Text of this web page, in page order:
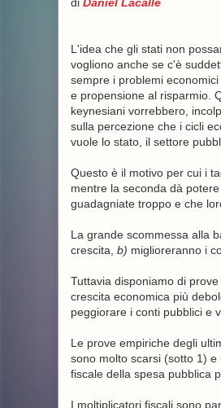
L'idea che gli stati non
vogliono anche se c'è
sempre i problemi
e propensione al risparmio.
keynesiani vorrebbero,
sulla percezione che i cicli
vuole lo stato, il settore
Questo è il motivo per cui i
mentre la seconda dà
guadagniate troppo e che
La grande scommessa alla
crescita, b) miglioreranno i
Tuttavia disponiamo di
crescita economica più
peggiorare i conti pubblici e
Le prove empiriche degli
sono molto scarsi (sotto 1)
fiscale della spesa pubblica
I moltiplicatori fiscali sono